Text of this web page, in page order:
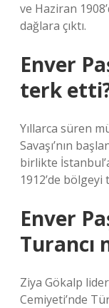
ve Haziran
dağlara çıktı.
Enver
terk
Yıllarca süren
Savaşı’nın
birlikte
1912’de
Enver
Turancı
Ziya Gökalp
Cemiyeti’nde